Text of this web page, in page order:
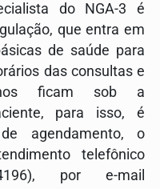
do NGA-3 é
que entra em
de saúde para
das consultas e
ficam sob a
para isso, é
agendamento, o
telefônico
por e-mail